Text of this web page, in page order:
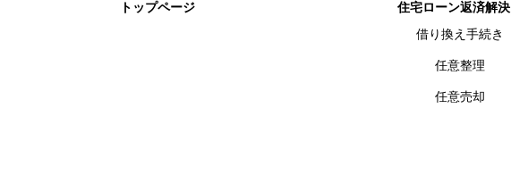
トップページ
住宅ローン返済解決
借り換え手続き
任意整理
任意売却